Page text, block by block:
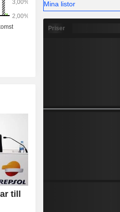
till
Mina listor
Priser